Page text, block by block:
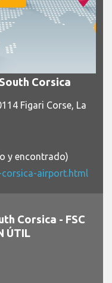
Corsica
Figari Corse, La
y encontrado)
airport.html
Corsica - FSC
ÚTIL